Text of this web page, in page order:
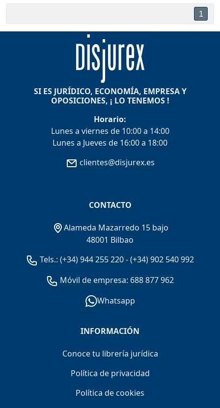
1
SI ES JURÍDICO, ECONOMÍA, EMPRESA Y
OPOSICIONES, ¡ LO TENEMOS !
Horario:
Lunes a viernes de 10:00 a 14:00
Lunes a Jueves de 16:00 a 18:00
clientes@disjurex.es
CONTACTO
Alameda Mazarredo 15 bajo
48001 Bilbao
Tels.: (+34) 944 255 220-(+34) 902 540 992
Móvil de empresa: 688 877 962
Whatsapp
INFORMACIÓN
Conoce tu librería jurídica
Política de privacidad
Política de cookies